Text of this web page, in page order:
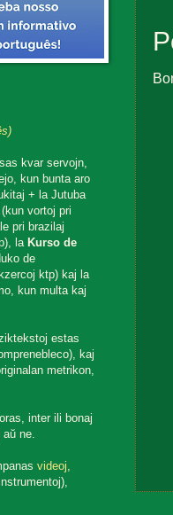
kvar servojn,
kun bunta aro
+ la Jutuba
(kun vortoj pri
pri brazilaj
la Kurso de
de
ktp) kaj la
kun multa kaj
estas
kaj
metrikon,
inter ili bonaj
ne.
videoj,